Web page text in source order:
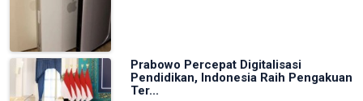
Prabowo Percepat Digitalisasi
Pendidikan, Indonesia Raih Pengakuan
Ter...